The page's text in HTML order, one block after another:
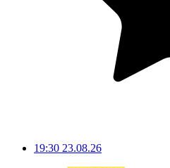
19:30 23.08.26